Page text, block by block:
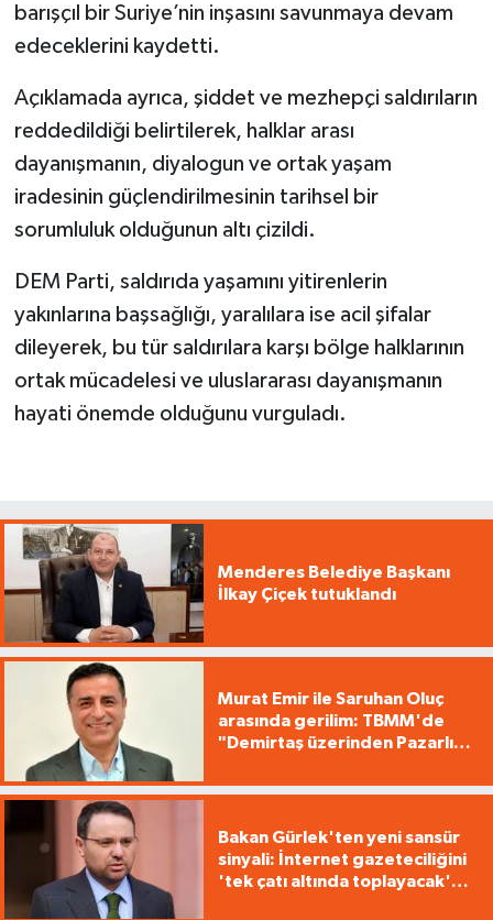
barışçıl bir Suriye’nin inşasını savunmaya devam
edeceklerini kaydetti.
Açıklamada ayrıca, şiddet ve mezhepçi saldırıların
reddedildiği belirtilerek, halklar arası
dayanışmanın, diyalogun ve ortak yaşam
iradesinin güçlendirilmesinin tarihsel bir
sorumluluk olduğunun altı çizildi.
DEM Parti, saldırıda yaşamını yitirenlerin
yakınlarına başsağlığı, yaralılara ise acil şifalar
dileyerek, bu tür saldırılara karşı bölge halklarının
ortak mücadelesi ve uluslararası dayanışmanın
hayati önemde olduğunu vurguladı.
Menderes Belediye Başkanı
İlkay Çiçek tutuklandı
Murat Emir ile Saruhan Oluç
arasında gerilim: TBMM'de
"Demirtaş üzerinden Pazarlık
Bakan Gürlek'ten yeni sansür
sinyali: İnternet gazeteciliğini
'tek çatı altında toplayacak'